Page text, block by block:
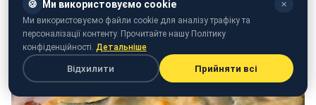
🍪 Ми використовуємо cookie ✕
Ми використовуємо файли cookie для аналізу трафіку та
персоналізації контенту. Прочитайте нашу Політику
конфіденційності. Детальніше
Відхилити Прийняти всі